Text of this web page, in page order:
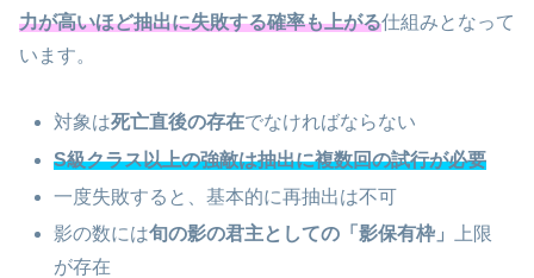
力が高いほど抽出に失敗する確率も上がる仕組みとなって
います。
対象は死亡直後の存在でなければならない
S級クラス以上の強敵は抽出に複数回の試行が必要
一度失敗すると、基本的に再抽出は不可
影の数には旬の影の君主としての「影保有枠」
上限
が存在